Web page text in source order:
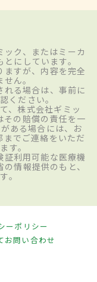
ク、またはミーカ
にしています。
すが、内容を完全
ん。
る場合は、事前に
ください。
、株式会社ギミッ
その賠償の責任を一
ある場合には、お
でご連絡をいただ
す。
利用可能な医療機
情報提供のもと、
。
ーポリシー
お問い合わせ